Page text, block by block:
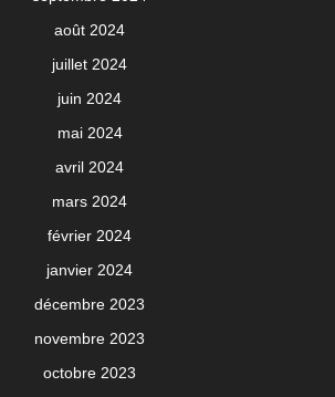
août 2024
juillet 2024
juin 2024
mai 2024
avril 2024
mars 2024
février 2024
janvier 2024
décembre 2023
novembre 2023
octobre 2023